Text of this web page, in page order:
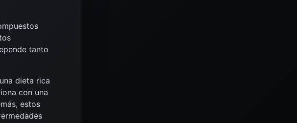
tanto
dieta rica
con una
estos